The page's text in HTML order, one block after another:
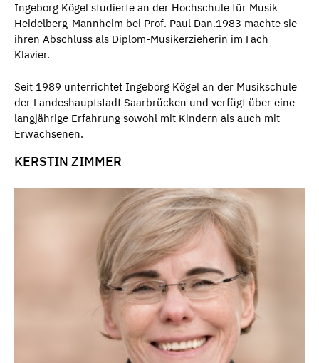
Ingeborg Kögel studierte an der Hochschule für Musik
Heidelberg-Mannheim bei Prof. Paul Dan.1983 machte sie
ihren Abschluss als Diplom-Musikerzieherin im Fach
Klavier.
Seit 1989 unterrichtet Ingeborg Kögel an der Musikschule
der Landeshauptstadt Saarbrücken und verfügt über eine
langjährige Erfahrung sowohl mit Kindern als auch mit
Erwachsenen.
KERSTIN ZIMMER